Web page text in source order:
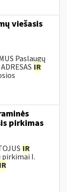
viešasis
Paslaugų
IR
pirkimas
IR
pirkimai I.
IR